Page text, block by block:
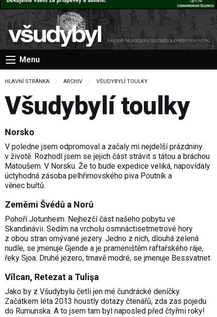
Menu
HLAVNÍ STRÁNKA ARCHIV CURRENT:
VŠUDYBYLÍ TOULKY
Všudybylí toulky
Norsko
V poledne jsem odpromoval a začaly mi nejdelší prázdniny
v životě. Rozhodl jsem se jejich část strávit s tátou a bráchou
Matoušem. V Norsku. Že to bude expedice veliká, napovídaly
úctyhodná zásoba pelhřimovského piva Poutník a
věnec buřtů.
Zeměmi Švédů a Norů
Pohoří Jotunheim. Nejhezčí část našeho pobytu ve
Skandinávii. Sedím na vrcholu osmnáctisetmetrové hory
z obou stran omývané jezery. Jedno z nich, dlouhá zelená
nudle, se jmenuje Gjende a je prameništěm raftařského ráje,
řeky Sjoa. Druhé jezero, tmavě modré, se jmenuje Bessvatnet.
Vîlcan, Retezat a Tulişa
Jako by z Všudybylu četli jen mé čundrácké deníčky.
Začátkem léta 2013 houstly dotazy čtenářů, zda zas pojedu
do Rumunska. A to jsem tam byl naposled před čtyřmi roky!